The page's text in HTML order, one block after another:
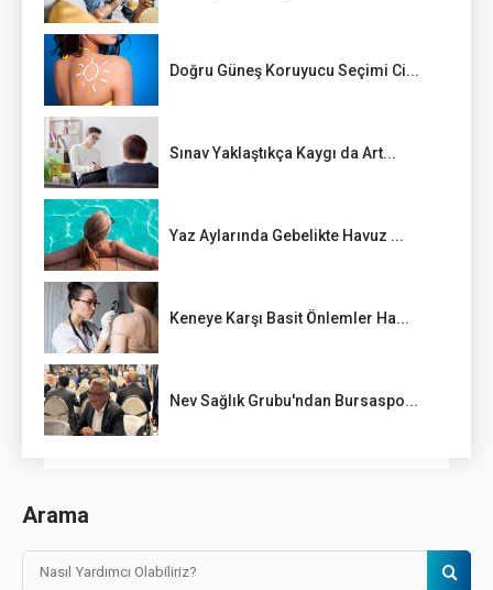
Doğru Güneş Koruyucu Seçimi Ci...
Sınav Yaklaştıkça Kaygı da Art...
Yaz Aylarında Gebelikte Havuz ...
Keneye Karşı Basit Önlemler Ha...
Nev Sağlık Grubu'ndan Bursaspo...
Arama